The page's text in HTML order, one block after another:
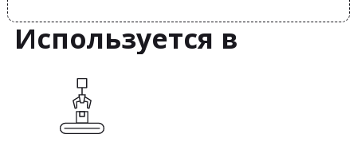
Используется в